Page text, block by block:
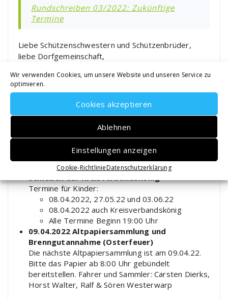
Wir verwenden Cookies, um unsere Website und unseren Service zu
optimieren.
Cookies akzeptieren
Ablehnen
Einstellungen anzeigen
Cookie-RichtlinieDatenschutzerklärung
Rundschreiben 03/2022: Zukünftige
Termine
Liebe Schützenschwestern und Schützenbrüder,
liebe Dorfgemeinschaft,
Corona ist leider nicht vorbei und wir sollten alle
vorsichtig mit den kommenden Freiheiten umgehen.
Wir freuen uns jedoch sehr auf den Frühling, den
kommenden Sommer und die Veranstaltungen, die
wir als Schützenverein mit euch planen und
durchführen dürfen. Alle Veranstaltungen werden
unter den dann gültigen Corona-Regeln
08.04.2022: Übungsschießen für Kinder und
Schießen auf Kreisverbandskönig
Termine für Kinder:
08.04.2022, 27.05.22 und 03.06.22
08.04.2022 auch Kreisverbandskönig
Alle Termine Beginn 19:00 Uhr
09.04.2022 Altpapiersammlung und
Brenngutannahme (Osterfeuer)
Die nächste Altpapiersammlung ist am 09.04.22.
Bitte das Papier ab 8:00 Uhr gebündelt
bereitstellen. Fahrer und Sammler: Carsten Dierks,
Horst Walter, Ralf & Sören Westerwarp